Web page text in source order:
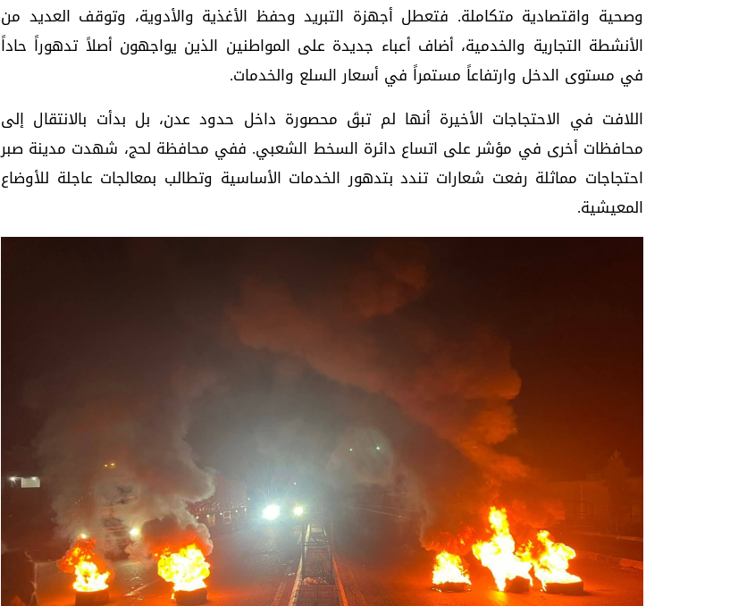
وصحية واقتصادية متكاملة. فتعطل أجهزة التبريد وحفظ الأغذية والأدوية، وتوقف العديد من
الأنشطة التجارية والخدمية، أضاف أعباء جديدة على المواطنين الذين يواجهون أصلاً تدهوراً حاداً
في مستوى الدخل وارتفاعاً مستمراً في أسعار السلع والخدمات.
اللافت في الاحتجاجات الأخيرة أنها لم تبقَ محصورة داخل حدود عدن، بل بدأت بالانتقال إلى
محافظات أخرى في مؤشر على اتساع دائرة السخط الشعبي. ففي محافظة لحج، شهدت مدينة صبر
احتجاجات مماثلة رفعت شعارات تندد بتدهور الخدمات الأساسية وتطالب بمعالجات عاجلة للأوضاع
المعيشية.